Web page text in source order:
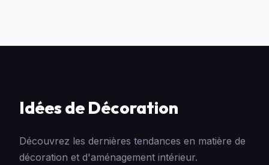
Idées de Décoration
Découvrez les dernières tendances en matière de
décoration et d'aménagement intérieur.